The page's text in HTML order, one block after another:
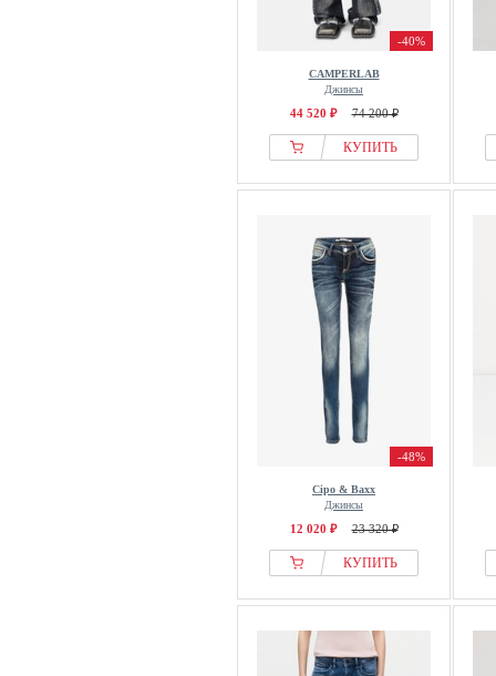
-40%
CAMPERLAB
Джинсы
44 520 ₽ 74 200 ₽
КУПИТЬ
-48%
Cipo & Baxx
Джинсы
12 020 ₽ 23 320 ₽
КУПИТЬ